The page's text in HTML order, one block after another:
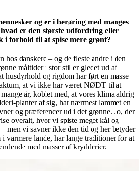
og er i berøring med manges
er den største udfordring eller
i forhold til at spise mere grønt?
hos danskere – og de fleste andre i den
måltider i stor stil er gledet ud af
husdyrhold og rigdom har ført en masse
at vi ikke har været NØDT til at
år, koblet med, at vores klima aldrig
planter af sig, har nærmest lammet en
og præferencer ud i det grønne. Jo, der
overalt, hvor vi spiste meget kål og
men vi savner ikke den tid og her betyder
varmere lande, har lange traditioner for at
med masser af krydderier.